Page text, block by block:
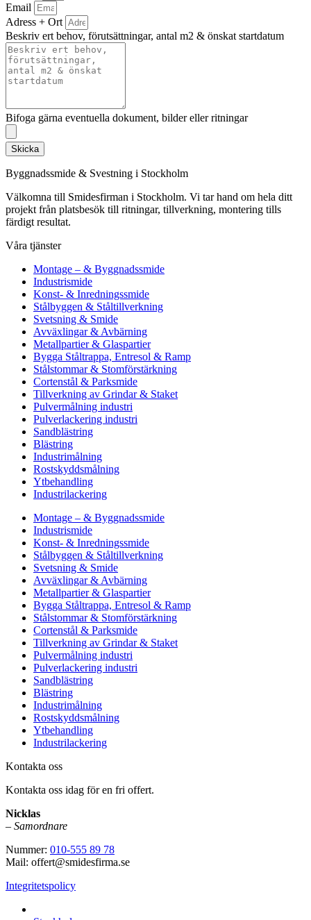
Email
Adress + Ort
Beskriv ert behov, förutsättningar, antal m2 & önskat startdatum
Bifoga gärna eventuella dokument, bilder eller ritningar
Skicka
Byggnadssmide & Svestning i Stockholm
Välkomna till Smidesfirman i Stockholm. Vi tar hand om hela ditt
projekt från platsbesök till ritningar, tillverkning, montering tills
färdigt resultat.
Våra tjänster
Montage – & Byggnadssmide
Industrismide
Konst- & Inredningssmide
Stålbyggen & Ståltillverkning
Svetsning & Smide
Avväxlingar & Avbärning
Metallpartier & Glaspartier
Bygga Ståltrappa, Entresol & Ramp
Stålstommar & Stomförstärkning
Cortenstål & Parksmide
Tillverkning av Grindar & Staket
Pulvermålning industri
Pulverlackering industri
Sandblästring
Blästring
Industrimålning
Rostskyddsmålning
Ytbehandling
Industrilackering
Montage – & Byggnadssmide
Industrismide
Konst- & Inredningssmide
Stålbyggen & Ståltillverkning
Svetsning & Smide
Avväxlingar & Avbärning
Metallpartier & Glaspartier
Bygga Ståltrappa, Entresol & Ramp
Stålstommar & Stomförstärkning
Cortenstål & Parksmide
Tillverkning av Grindar & Staket
Pulvermålning industri
Pulverlackering industri
Sandblästring
Blästring
Industrimålning
Rostskyddsmålning
Ytbehandling
Industrilackering
Kontakta oss
Kontakta oss idag för en fri offert.
Nicklas
– Samordnare
Nummer: 010-555 89 78
Mail: offert@smidesfirma.se
Integritetspolicy